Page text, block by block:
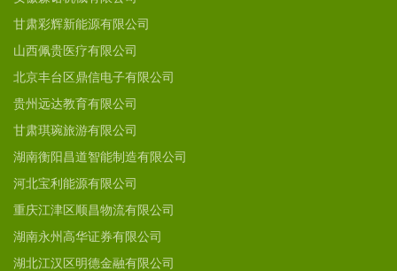
甘肃彩辉新能源有限公司
山西佩贵医疗有限公司
北京丰台区鼎信电子有限公司
贵州远达教育有限公司
甘肃琪琬旅游有限公司
湖南衡阳昌道智能制造有限公司
河北宝利能源有限公司
重庆江津区顺昌物流有限公司
湖南永州高华证券有限公司
湖北江汉区明德金融有限公司